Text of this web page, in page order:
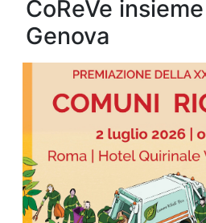
CoReVe
Genova